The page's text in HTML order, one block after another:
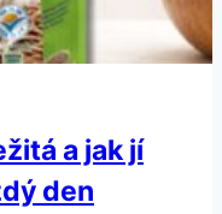
a jak jí
den